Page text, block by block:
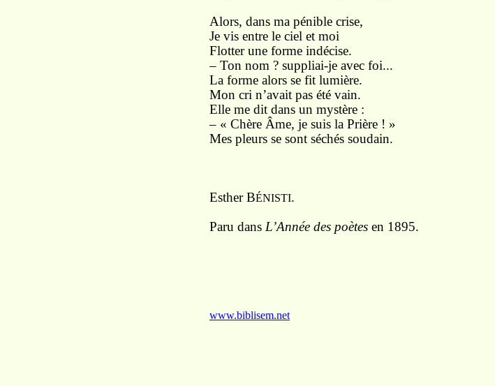
Alors, dans ma pénible crise,
Je vis entre le ciel et moi
Flotter une forme indécise.
– Ton nom ? suppliai-je avec foi...
La forme alors se fit lumière.
Mon cri n’avait pas été vain.
Elle me dit dans un mystère :
– « Chère Âme, je suis la Prière ! »
Mes pleurs se sont séchés soudain.
Esther BÉNISTI.
Paru dans L’Année des poètes en 1895.
www.biblisem.net